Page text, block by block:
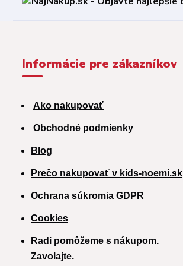
Informácie pre zákazníkov
Ako nakupovať
Obchodné podmienky
Blog
Prečo nakupovať v kids-noemi.sk
Ochrana súkromia GDPR
Cookies
Radi pomôžeme s nákupom.
Zavolajte.